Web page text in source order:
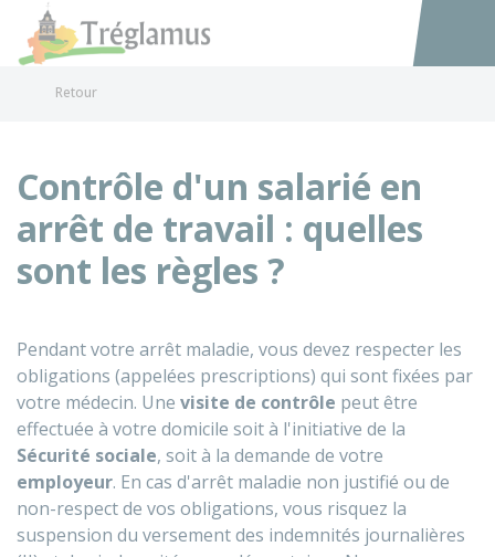
Accéder
Retour
Contrôle d'un salarié en
arrêt de travail : quelles
sont les règles ?
Pendant votre arrêt maladie, vous devez respecter les
obligations (appelées prescriptions) qui sont fixées par
votre médecin. Une visite de contrôle peut être
effectuée à votre domicile soit à l'initiative de la
Sécurité sociale, soit à la demande de votre
employeur. En cas d'arrêt maladie non justifié ou de
non-respect de vos obligations, vous risquez la
suspension du versement des indemnités journalières